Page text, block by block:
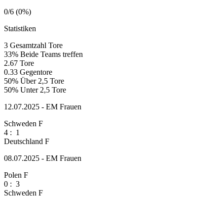
0/6 (0%)
Statistiken
3 Gesamtzahl Tore
33% Beide Teams treffen
2.67 Tore
0.33 Gegentore
50% Über 2,5 Tore
50% Unter 2,5 Tore
12.07.2025 - EM Frauen
Schweden F
4 : 1
Deutschland F
08.07.2025 - EM Frauen
Polen F
0 : 3
Schweden F